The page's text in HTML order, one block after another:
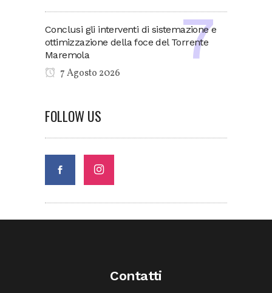
Conclusi gli interventi di sistemazione e
ottimizzazione della foce del Torrente
Maremola
7 Agosto 2026
FOLLOW US
Contatti